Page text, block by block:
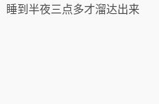
睡到半夜三点多才溜达出来